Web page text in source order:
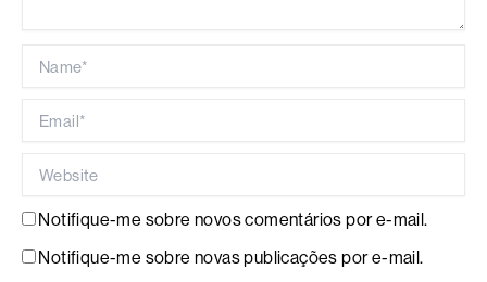
Notifique-me sobre novos comentários por e-mail.
Notifique-me sobre novas publicações por e-mail.